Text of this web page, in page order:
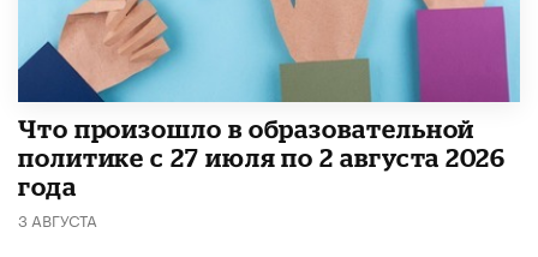
​Что произошло в образовательной
политике с 27 июля по 2 августа 2026
года
3 АВГУСТА